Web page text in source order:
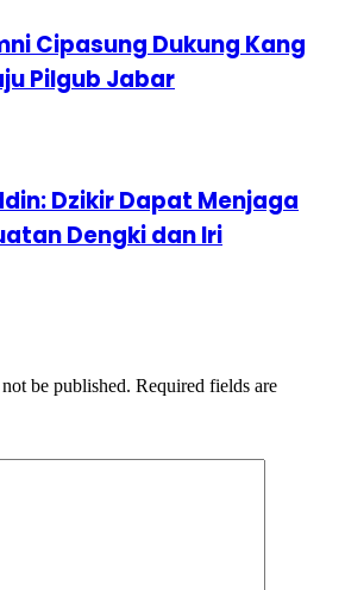
Cipasung Dukung Kang
Pilgub Jabar
Dzikir Dapat Menjaga
Dengki dan Iri
be published. Required fields are